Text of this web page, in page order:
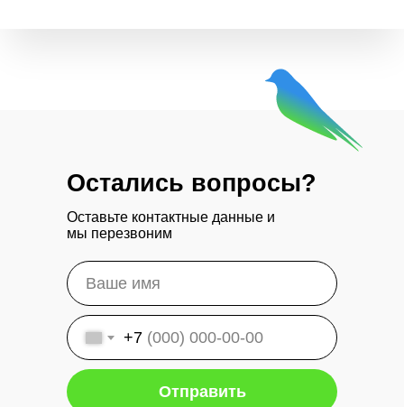
Остались вопросы?
Оставьте контактные данные и
мы перезвоним
+7
Отправить